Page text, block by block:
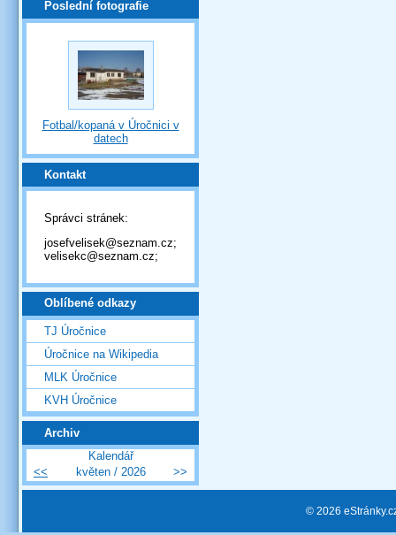
Poslední fotografie
Fotbal/kopaná v Úročnici v
datech
Kontakt
Správci stránek:
josefvelisek@seznam.cz;
velisekc@seznam.cz;
Oblíbené odkazy
TJ Úročnice
Úročnice na Wikipedia
MLK Úročnice
KVH Úročnice
Archiv
Kalendář
<<
květen / 2026 >>
© 2026